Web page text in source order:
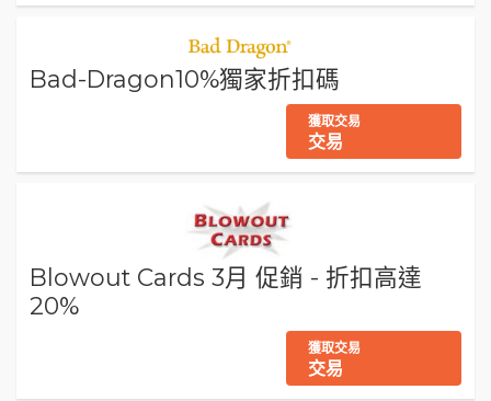
Bad-Dragon10%獨家折扣碼
獲取交易
交易
Blowout Cards 3月 促銷 - 折扣高達
20%
獲取交易
交易